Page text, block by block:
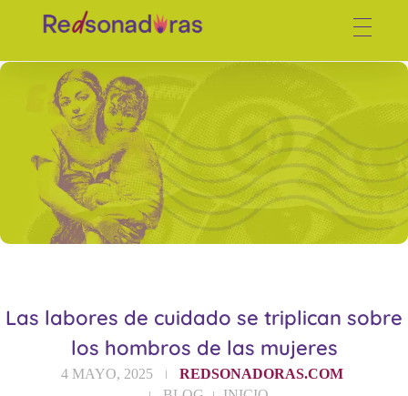
Las labores de cuidado se triplican sobre
los hombros de las mujeres
4 MAYO, 2025
REDSONADORAS.COM